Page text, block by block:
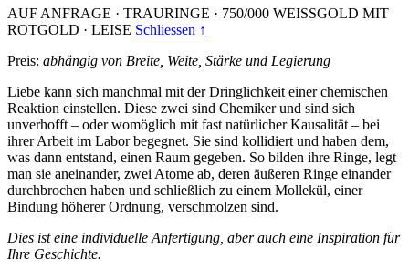
AUF ANFRAGE · TRAURINGE · 750/000 WEISSGOLD MIT
ROTGOLD · LEISE Schliessen ↑
Preis: abhängig von Breite, Weite, Stärke und Legierung
Liebe kann sich manchmal mit der Dringlichkeit einer chemischen
Reaktion einstellen. Diese zwei sind Chemiker und sind sich
unverhofft – oder womöglich mit fast natürlicher Kausalität – bei
ihrer Arbeit im Labor begegnet. Sie sind kollidiert und haben dem,
was dann entstand, einen Raum gegeben. So bilden ihre Ringe, legt
man sie aneinander, zwei Atome ab, deren äußeren Ringe einander
durchbrochen haben und schließlich zu einem Mollekül, einer
Bindung höherer Ordnung, verschmolzen sind.
Dies ist eine individuelle Anfertigung, aber auch eine Inspiration für
Ihre Geschichte.